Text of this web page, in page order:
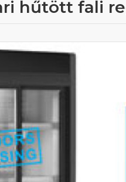
hűtött fali